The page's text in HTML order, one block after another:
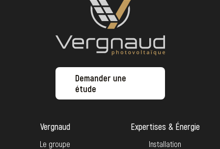
Demander une
étude
Vergnaud
Le groupe
Expertises & Énergie
Installation